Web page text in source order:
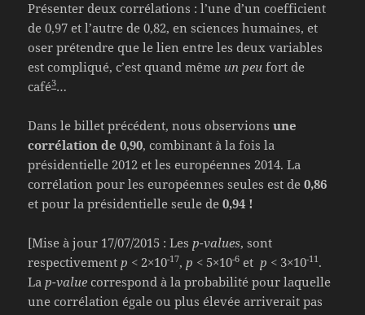
Présenter deux corrélations : l’une d’un coefficient
de 0,97 et l’autre de 0,82, en sciences humaines, et
oser prétendre que le lien entre les deux variables
est compliqué, c’est quand même un peu fort de
café3…
Dans le billet précédent, nous observionsune
corrélation de 0,90, combinant à la fois la
présidentielle 2012 et les européennes 2014. La
corrélation pour les européennes seules est de0,86
et pour la présidentielle seule de 0,94 !
[Mise à jour 17/07/2015 : Les p-values, sont
respectivement p < 2×10-17, p < 5×10-6 et p < 3×10-11 .
La p-value correspond à la probabilité pour laquelle
une corrélation égale ou plus élevée arriverait pas